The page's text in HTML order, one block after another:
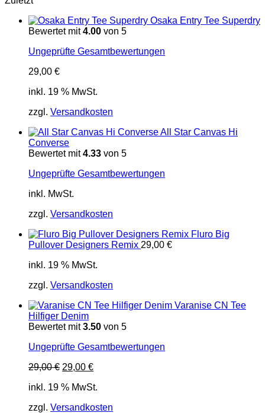
Osaka Entry Tee Superdry
Bewertet mit4.00 von 5
Ungeprüfte Gesamtbewertungen
29,00 €
inkl. 19 % MwSt.
zzgl. Versandkosten
All Star Canvas Hi
Converse
Bewertet mit4.33 von 5
Ungeprüfte Gesamtbewertungen
inkl. MwSt.
zzgl. Versandkosten
Fluro Big
Pullover Designers Remix 29,00 €
inkl. 19 % MwSt.
zzgl. Versandkosten
Varanise CN Tee
Hilfiger Denim
Bewertet mit3.50 von 5
Ungeprüfte Gesamtbewertungen
29,00€ Ursprünglicher
war:
29,00 €Aktueller
ist:
inkl. 19 % MwSt.
zzgl. Versandkosten